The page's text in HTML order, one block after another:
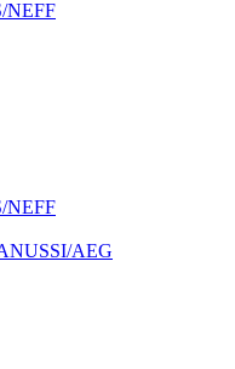
NEFF
NEFF
AEG